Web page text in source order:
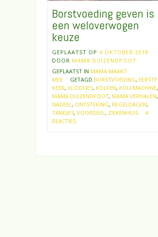
Borstvoeding geven is
een weloverwogen
keuze
GEPLAATST OP 4 OKTOBER 2018
DOOR MAMA DUIZENDPOOT
GEPLAATST IN MAMA MAAKT
MEE
GETAGD BORSTVOEDING, EERSTE
KEER, KLOOFJES, KOLFEN, KOLFMACHINE,
MAMA DUIZENDPOOT, MAMA VERHALEN,
NADEEL , ONTSTEKING, REGELDAGEN,
TANDJES, VOORDEEL , ZIEKENHUIS
4
REACTIES